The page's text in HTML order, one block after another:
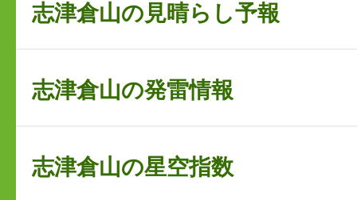
志津倉山の見晴らし予報
志津倉山の発雷情報
志津倉山の星空指数